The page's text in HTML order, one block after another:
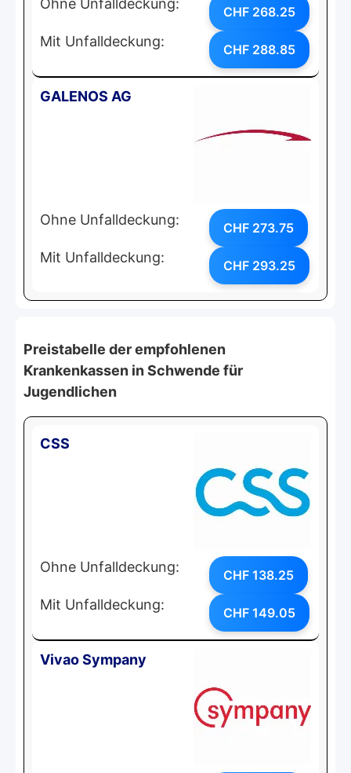
CHF 268.25
Mit Unfalldeckung: CHF 288.85
GALENOS AG
Ohne Unfalldeckung: CHF 273.75
Mit Unfalldeckung: CHF 293.25
Preistabelle der empfohlenen
Krankenkassen in Schwende für
Jugendlichen
CSS
Ohne Unfalldeckung: CHF 138.25
Mit Unfalldeckung: CHF 149.05
Vivao Sympany